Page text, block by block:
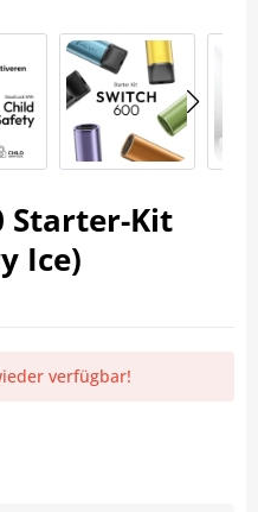
Starter-Kit
Ice)
verfügbar!